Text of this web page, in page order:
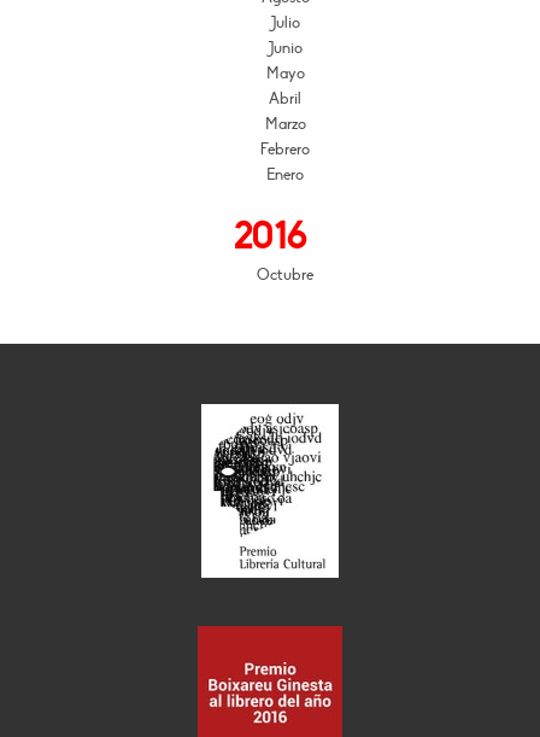
Julio
Junio
Mayo
Abril
Marzo
Febrero
Enero
2016
Octubre